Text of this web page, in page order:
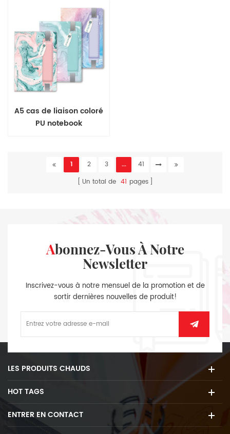
A5 cas de liaison coloré
PU notebook
1 2 3 ...
41
Un total de 41 pages
Abonnez-Vous À Notre
Newsletter
Inscrivez-vous à notre mensuel de la promotion et de
sortir dernières nouvelles de produit!
LES PRODUITS CHAUDS
HOT TAGS
ENTRER EN CONTACT